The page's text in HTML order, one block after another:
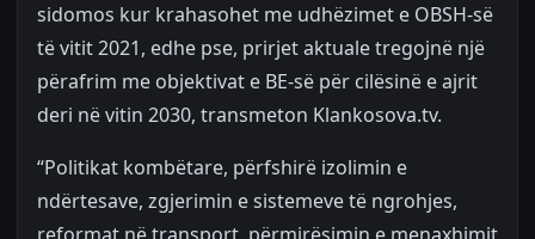
sidomos kur krahasohet me udhëzimet e OBSH-së
të vitit 2021, edhe pse, prirjet aktuale tregojnë një
përafrim me objektivat e BE-së për cilësinë e ajrit
deri në vitin 2030, transmeton Klankosova.tv.
“Politikat kombëtare, përfshirë izolimin e
ndërtesave, zgjerimin e sistemeve të ngrohjes,